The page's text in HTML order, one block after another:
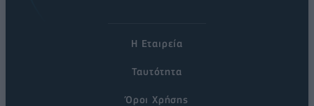
Η Εταιρεία
Ταυτότητα
Όροι Χρήσης